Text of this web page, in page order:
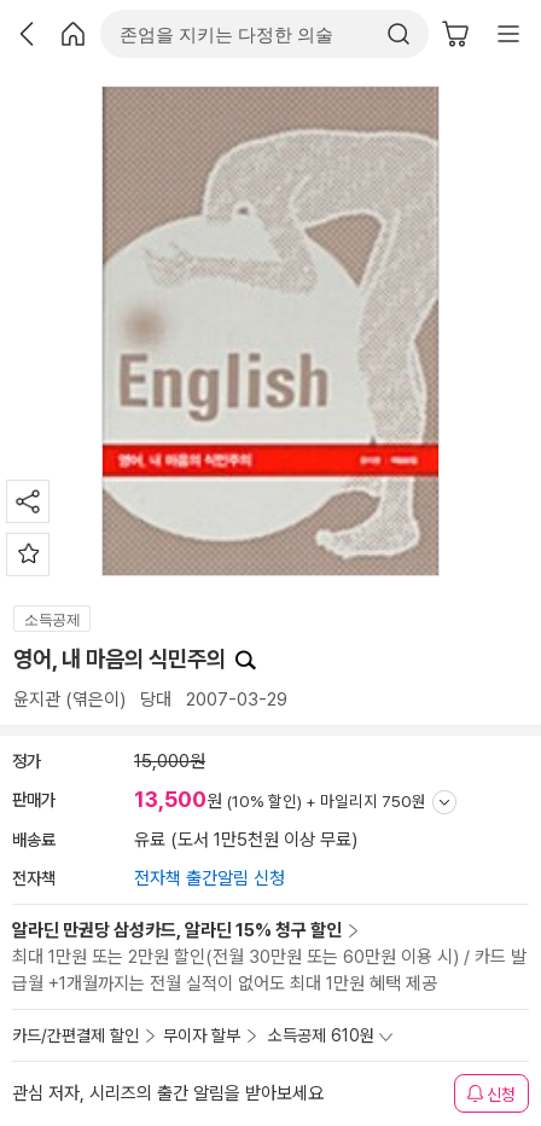
소득공제
영어, 내 마음의 식민주의
윤지관 (엮은이) 당대 2007-03-29
정가 15,000원
판매가 13,500원 (10% 할인) + 마일리지 750원
배송료 유료 (도서 1만5천원 이상 무료)
전자책 전자책 출간알림 신청
알라딘 만권당 삼성카드, 알라딘 15% 청구 할인
최대 1만원 또는 2만원 할인(전월 30만원 또는 60만원 이용 시) / 카드 발
급월 +1개월까지는 전월 실적이 없어도 최대 1만원 혜택 제공
카드/간편결제 할인 무이자 할부 소득공제 610원
관심 저자, 시리즈의 출간 알림을 받아보세요 신청